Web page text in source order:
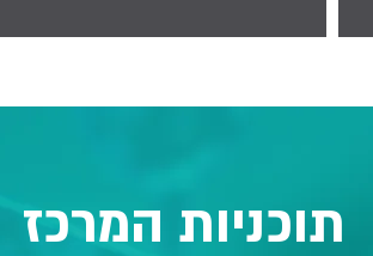
תוכניות המרכז